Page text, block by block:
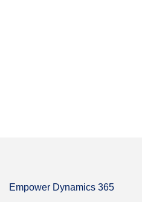
Empower Dynamics 365